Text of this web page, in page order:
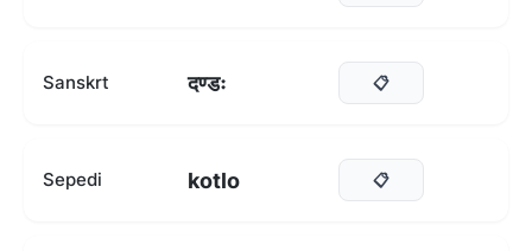
Sanskrt दण्डः 📋
Sepedi kotlo 📋